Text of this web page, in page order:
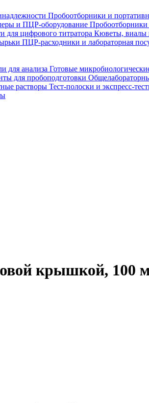
Пробоотборники и
и ПЦР-оборудование Пробоотборники
для цифрового титратора Кюветы, виалы
ПЦР-расходники и лабораторная
для анализа Готовые
для пробоподготовки
растворы Тест-полоски и экспресс-
крышкой, 100